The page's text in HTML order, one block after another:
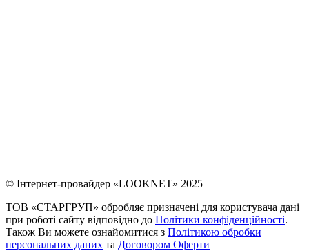
© Інтернет-провайдер «LOOKNET» 2025
ТОВ «СТАРГРУП» обробляє призначені для користувача дані
при роботі сайту відповідно до Політики конфіденційності.
Також Ви можете ознайомитися з Політикою обробки
персональних даних та Договором Оферти